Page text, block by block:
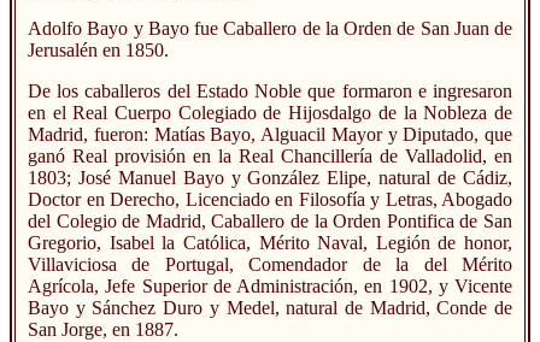
Adolfo Bayo y Bayo fue Caballero de la Orden de San Juan de
Jerusalén en 1850.
De los caballeros del Estado Noble que formaron e ingresaron
en el Real Cuerpo Colegiado de Hijosdalgo de la Nobleza de
Madrid, fueron: Matías Bayo, Alguacil Mayor y Diputado, que
ganó Real provisión en la Real Chancillería de Valladolid, en
1803; José Manuel Bayo y González Elipe, natural de Cádiz,
Doctor en Derecho, Licenciado en Filosofía y Letras, Abogado
del Colegio de Madrid, Caballero de la Orden Pontifica de San
Gregorio, Isabel la Católica, Mérito Naval, Legión de honor,
Villaviciosa de Portugal, Comendador de la del Mérito
Agrícola, Jefe Superior de Administración, en 1902, y Vicente
Bayo y Sánchez Duro y Medel, natural de Madrid, Conde de
San Jorge, en 1887.